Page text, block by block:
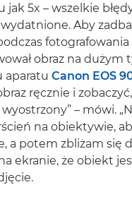
jak 5x – wszelkie
Aby
obraz na dużym
aparatu Canon EOS
ręcznie i
– mówi.
na obiektywie,
a potem zbliżam się
ekranie, że obiekt